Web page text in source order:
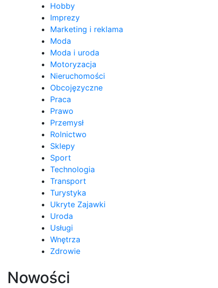
Hobby
Imprezy
Marketing i reklama
Moda
Moda i uroda
Motoryzacja
Nieruchomości
Obcojęzyczne
Praca
Prawo
Przemysł
Rolnictwo
Sklepy
Sport
Technologia
Transport
Turystyka
Ukryte Zajawki
Uroda
Usługi
Wnętrza
Zdrowie
Nowości